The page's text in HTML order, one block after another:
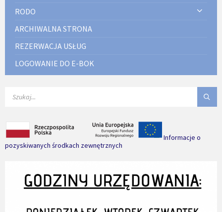
RODO
ARCHIWALNA STRONA
REZERWACJA USŁUG
LOGOWANIE DO E-BOK
Informacje o
pozyskiwanych środkach zewnętrznych